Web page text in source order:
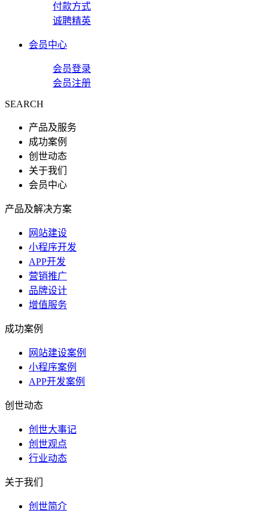
付款方式
诚聘精英
会员中心
会员登录
会员注册
SEARCH
产品及服务
成功案例
创世动态
关于我们
会员中心
产品及解决方案
网站建设
小程序开发
APP开发
营销推广
品牌设计
增值服务
成功案例
网站建设案例
小程序案例
APP开发案例
创世动态
创世大事记
创世观点
行业动态
关于我们
创世简介